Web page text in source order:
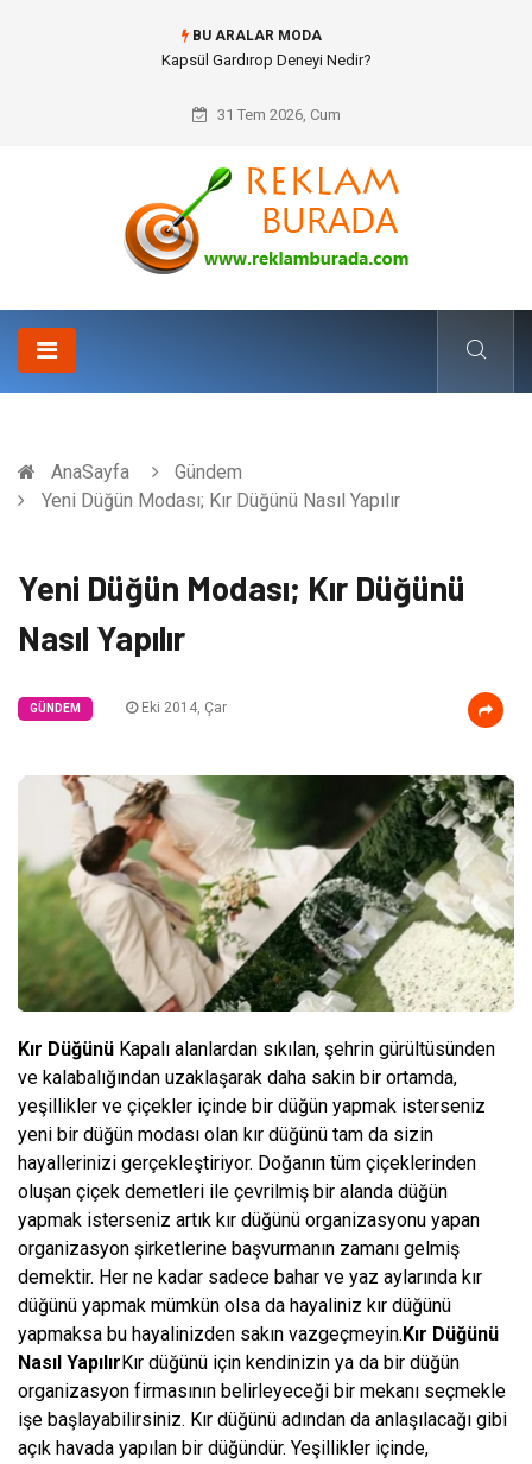
BU ARALAR MODA
Ataşehir Gitar Dersi Ve Modern Yaşamda Sanatla Gelen Dinginlik
31 Tem 2026, Cum
AnaSayfa
Gündem
Yeni Düğün Modası; Kır Düğünü Nasıl Yapılır
Yeni Düğün Modası; Kır Düğünü
Nasıl Yapılır
GÜNDEM Eki 2014, Çar
Kır Düğünü Kapalı alanlardan sıkılan, şehrin gürültüsünden
ve kalabalığından uzaklaşarak daha sakin bir ortamda,
yeşillikler ve çiçekler içinde bir düğün yapmak isterseniz
yeni bir düğün modası olan kır düğünü tam da sizin
hayallerinizi gerçekleştiriyor. Doğanın tüm çiçeklerinden
oluşan çiçek demetleri ile çevrilmiş bir alanda düğün
yapmak isterseniz artık kır düğünü organizasyonu yapan
organizasyon şirketlerine başvurmanın zamanı gelmiş
demektir. Her ne kadar sadece bahar ve yaz aylarında kır
düğünü yapmak mümkün olsa da hayaliniz kır düğünü
yapmaksa bu hayalinizden sakın vazgeçmeyin.Kır Düğünü
Nasıl YapılırKır düğünü için kendinizin ya da bir düğün
organizasyon firmasının belirleyeceği bir mekanı seçmekle
işe başlayabilirsiniz. Kır düğünü adından da anlaşılacağı gibi
açık havada yapılan bir düğündür. Yeşillikler içinde,